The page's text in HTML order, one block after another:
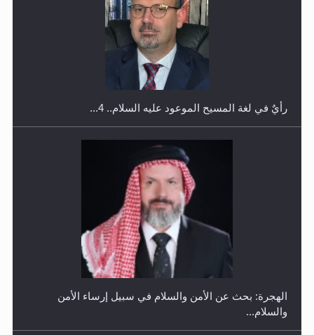
اليوم الوطني الرياضي لمجلس أنصار الله في هولندا
إتمام حفظ القرآن الكريم لثلاثة طلاب من مدرسة الحفظ في
رأيٌ في لغة المسيح الموعود عليه السلام.. 4...
الهجرة: بحث عن الأمن والسلام في سبيل إرساء الأمن
والسلام...